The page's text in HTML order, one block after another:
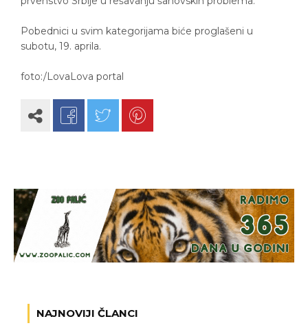
Pobednici u svim kategorijama biće proglašeni u
subotu, 19. aprila.
foto:/LovaLova portal
NAJNOVIJI ČLANCI